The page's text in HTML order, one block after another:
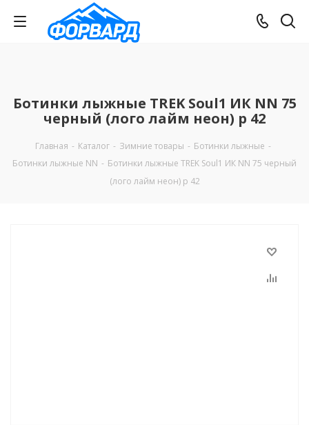
Ботинки лыжные TREK Soul1 ИК NN 75
черный (лого лайм неон) р 42
Главная - Каталог - Зимние товары - Ботинки лыжные -
Ботинки лыжные NN - Ботинки лыжные TREK Soul1 ИК NN 75 черный
(лого лайм неон) р 42